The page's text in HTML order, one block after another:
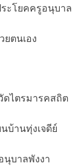
ะโยคครูอนุบาล
ตนเอง
ดไตรมารคสถิต
บ้านทุ่งเจดีย์
นุบาลพังงา